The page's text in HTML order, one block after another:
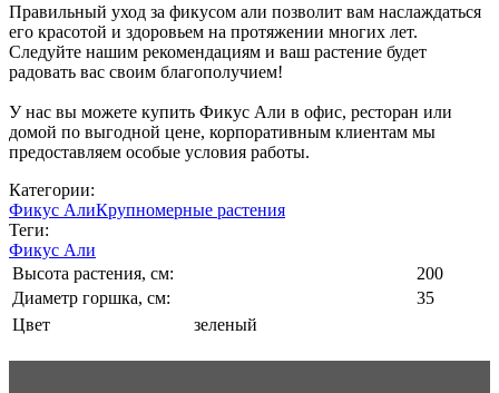
Правильный уход за фикусом али позволит вам наслаждаться
его красотой и здоровьем на протяжении многих лет.
Следуйте нашим рекомендациям и ваш растение будет
радовать вас своим благополучием!
У нас вы можете купить Фикус Али в офис, ресторан или
домой по выгодной цене, корпоративным клиентам мы
предоставляем особые условия работы.
Категории:
Фикус АлиКрупномерные растения
Теги:
Фикус Али
Высота растения, см:
200
Диаметр горшка, см:
35
Цвет
зеленый